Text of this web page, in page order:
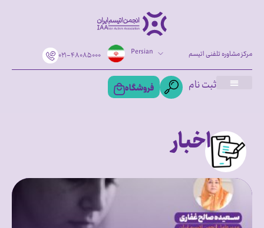
۰۲۱-۴۸۰۸۵۰۰۰ Persian مرکز مشاوره تلفنی اتیسم
ثبت نام فروشگاه
اخبار